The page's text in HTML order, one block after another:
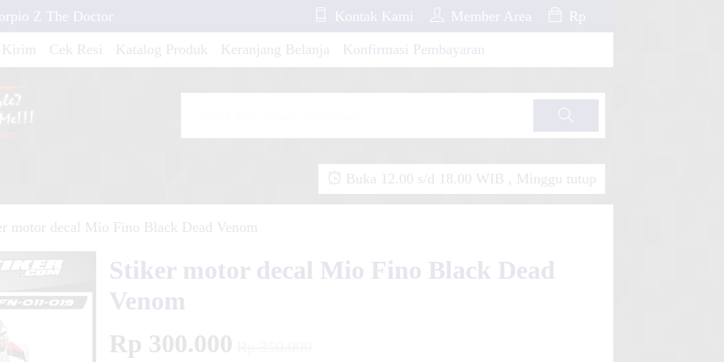
Z The Doctor
Kontak Kami Member Area Rp
Kirim Cek Resi Katalog Produk Keranjang Belanja Konfirmasi Pembayaran
Cari
Buka 12.00 s/d 18.00 WIB , Minggu tutup
motor decal Mio Fino Black Dead Venom
Stiker motor decal Mio Fino Black Dead
Venom
Rp 300.000